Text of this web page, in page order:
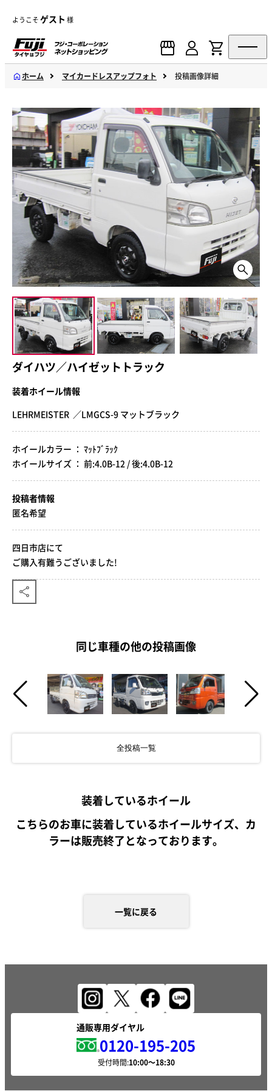
ようこそゲスト 様
ホーム マイカードレスアップフォト 投稿画像詳細
ダイハツ／ハイゼットトラック
装着ホイール情報
LEHRMEISTER ／LMGCS-9 マットブラック
ホイールカラー ： ﾏｯﾄﾌﾞﾗｯｸ
ホイールサイズ ： 前:4.0B-12 / 後:4.0B-12
投稿者情報
匿名希望
四日市店にて
ご購入有難うございました!
同じ車種の他の投稿画像
全投稿一覧
装着しているホイール
こちらのお車に装着しているホイールサイズ、カ
ラーは販売終了となっております。
一覧に戻る
通販専用ダイヤル
0120-195-205
受付時間: